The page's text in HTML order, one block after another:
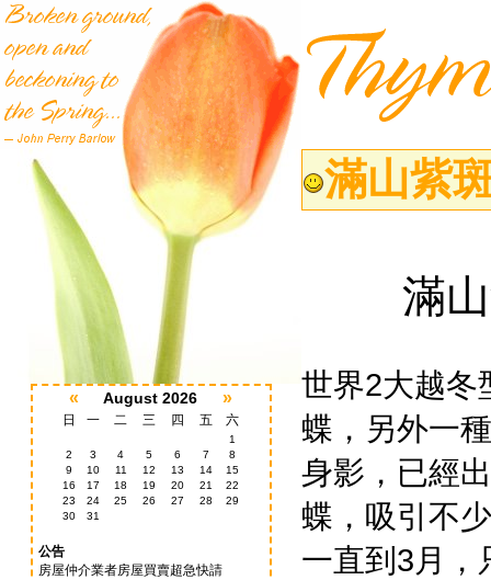
« August 2026 »
日 一 二 三 四 五 六
1
2
3 4 5 6 7
8
9
10 11 12 13 14
15
16
17 18 19 20 21
22
23
24 25 26 27 28
29
30
31
公告
房屋仲介業者房屋買賣超急快請
滿山紫
滿
世界2大越冬
蝶，另外一
身影，已經
蝶，吸引不
一直到3月，